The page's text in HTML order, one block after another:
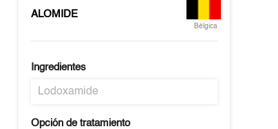
ALOMIDE
Bélgica
Ingredientes
Lodoxamide
Opción de tratamiento